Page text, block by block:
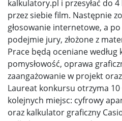
kalkulatory.pl i przesyłać do
przez siebie film. Następnie
głosowanie internetowe, a
podejmie jury, złożone z
Prace będą oceniane
pomysłowość, oprawa
zaangażowanie w projekt
Laureat konkursu otrzyma 10
kolejnych miejsc: cyfrowy
oraz kalkulator graficzny